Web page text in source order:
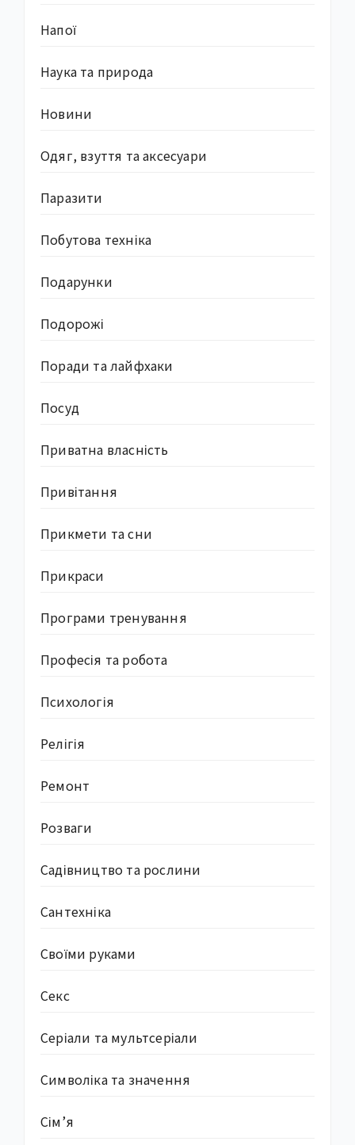
Напої
Наука та природа
Новини
Одяг, взуття та аксесуари
Паразити
Побутова техніка
Подарунки
Подорожі
Поради та лайфхаки
Посуд
Приватна власність
Привітання
Прикмети та сни
Прикраси
Програми тренування
Професія та робота
Психологія
Релігія
Ремонт
Розваги
Садівництво та рослини
Сантехніка
Своїми руками
Секс
Серіали та мультсеріали
Символіка та значення
Сім’я